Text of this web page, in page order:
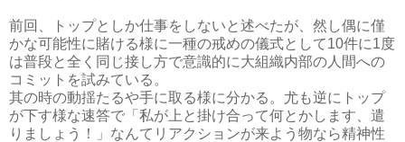
前回、トップとしか仕事をしないと述べたが、然し偶に僅
かな可能性に賭ける様に一種の戒めの儀式として10件に1度
は普段と全く同じ接し方で意識的に大組織内部の人間への
コミットを試みている。
其の時の動揺たるや手に取る様に分かる。尤も逆にトップ
が下す様な速答で「私が上と掛け合って何とかします、遣
りましょう！」なんてリアクションが来よう物なら精神性